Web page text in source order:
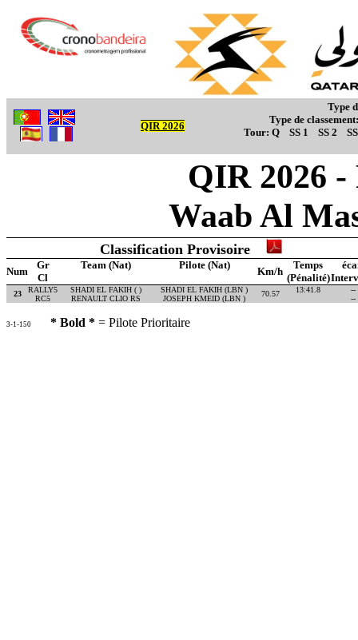
QIR 2026
Type
Type de
Tour: Q SS 1 SS 2
QIR 2026
Waab Al
Classification Provisoire
Num
Gr Team (Nat) Pilote (Nat)
Km/h
Temps
Cl
(Pénalité)
23 RALLY5 SHADI EL FAKIH ( ) SHADI EL FAKIH (LBN ) 70.57 13:41.8
--
RC5
RENAULT CLIO RS JOSEPH KMEID (LBN ) --
3-1-150 * Bold * = Pilote Prioritaire